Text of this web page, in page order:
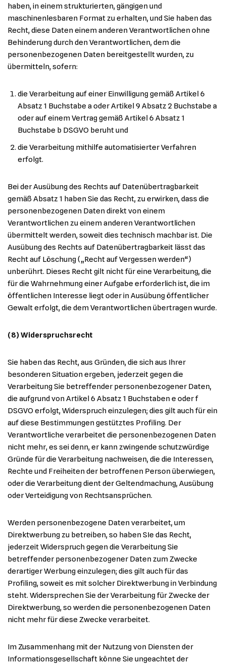
haben, in einem strukturierten, gängigen und
maschinenlesbaren Format zu erhalten, und Sie haben das
Recht, diese Daten einem anderen Verantwortlichen ohne
Behinderung durch den Verantwortlichen, dem die
personenbezogenen Daten bereitgestellt wurden, zu
übermitteln, sofern:
die Verarbeitung auf einer Einwilligung gemäß Artikel 6
Absatz 1 Buchstabe a oder Artikel 9 Absatz 2 Buchstabe a
oder auf einem Vertrag gemäß Artikel 6 Absatz 1
Buchstabe b DSGVO beruht und
die Verarbeitung mithilfe automatisierter Verfahren
erfolgt.
Bei der Ausübung des Rechts auf Datenübertragbarkeit
gemäß Absatz 1 haben Sie das Recht, zu erwirken, dass die
personenbezogenen Daten direkt von einem
Verantwortlichen zu einem anderen Verantwortlichen
übermittelt werden, soweit dies technisch machbar ist. Die
Ausübung des Rechts auf Datenübertragbarkeit lässt das
Recht auf Löschung („Recht auf Vergessen werden“)
unberührt. Dieses Recht gilt nicht für eine Verarbeitung, die
für die Wahrnehmung einer Aufgabe erforderlich ist, die im
öffentlichen Interesse liegt oder in Ausübung öffentlicher
Gewalt erfolgt, die dem Verantwortlichen übertragen wurde.
(8) Widerspruchsrecht
Sie haben das Recht, aus Gründen, die sich aus Ihrer
besonderen Situation ergeben, jederzeit gegen die
Verarbeitung Sie betreffender personenbezogener Daten,
die aufgrund von Artikel 6 Absatz 1 Buchstaben e oder f
DSGVO erfolgt, Widerspruch einzulegen; dies gilt auch für ein
auf diese Bestimmungen gestütztes Profiling. Der
Verantwortliche verarbeitet die personenbezogenen Daten
nicht mehr, es sei denn, er kann zwingende schutzwürdige
Gründe für die Verarbeitung nachweisen, die die Interessen,
Rechte und Freiheiten der betroffenen Person überwiegen,
oder die Verarbeitung dient der Geltendmachung, Ausübung
oder Verteidigung von Rechtsansprüchen.
Werden personenbezogene Daten verarbeitet, um
Direktwerbung zu betreiben, so haben SIe das Recht,
jederzeit Widerspruch gegen die Verarbeitung Sie
betreffender personenbezogener Daten zum Zwecke
derartiger Werbung einzulegen; dies gilt auch für das
Profiling, soweit es mit solcher Direktwerbung in Verbindung
steht. Widersprechen Sie der Verarbeitung für Zwecke der
Direktwerbung, so werden die personenbezogenen Daten
nicht mehr für diese Zwecke verarbeitet.
Im Zusammenhang mit der Nutzung von Diensten der
Informationsgesellschaft könne Sie ungeachtet der